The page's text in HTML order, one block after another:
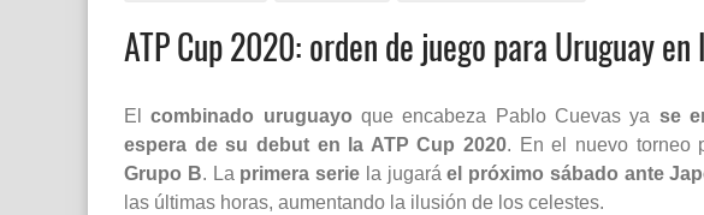
ATP Cup 2020: orden de juego para Uruguay
Elcombinado uruguayo que encabeza Pablo Cuevas ya se
espera de su debut en la ATP Cup 2020. En el nuevo torneo
Grupo B. La primera serie la jugaráel próximo sábado ante
las últimas horas, aumentando la ilusión de los celestes.